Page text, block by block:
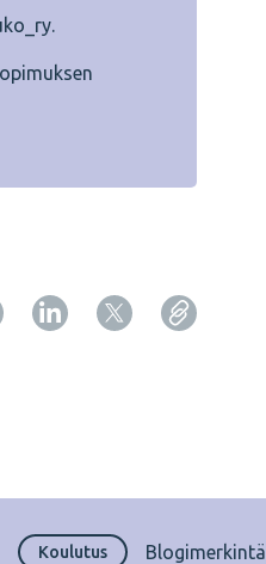
Koulutus Blogimerkintä